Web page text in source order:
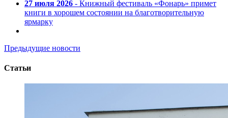
27 июля 2026 - Книжный фестиваль «Фонарь» примет
книги в хорошем состоянии на благотворительную
ярмарку
Предыдущие новости
Статьи